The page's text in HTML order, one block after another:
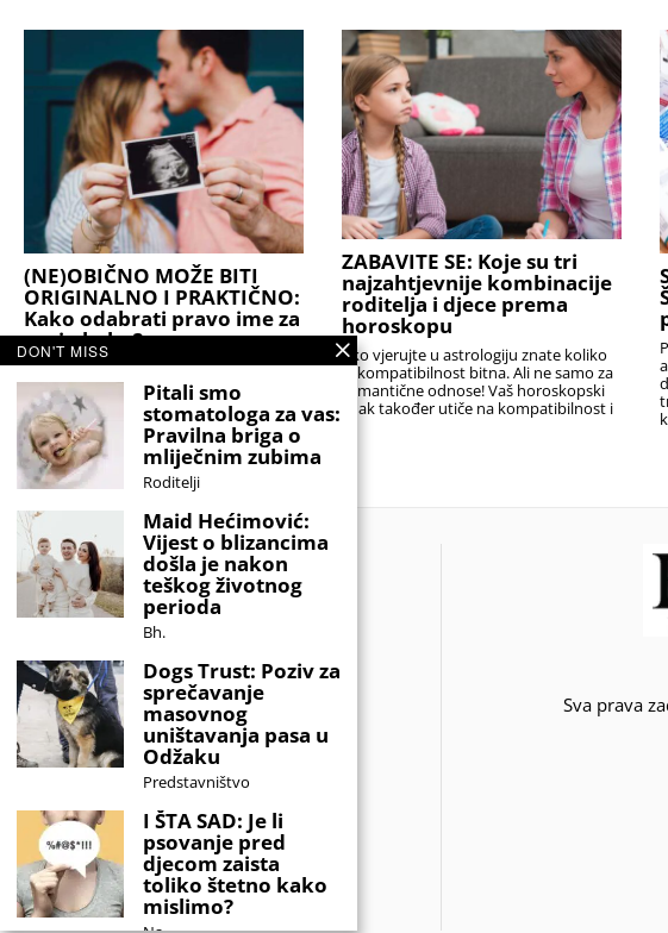
(NE)OBIČNO MOŽE BITI
ORIGINALNO I PRAKTIČNO:
Kako odabrati pravo ime za
svoju bebu?
Stručnjaci podsjećaju da je najbolji izbor
onaj koji će djetetu biti prednost, a ne
teret. Idealno ime nije nužno ono koje
nitko drugi nema,
ZABAVITE SE: Koje su tri
najzahtjevnije kombinacije
roditelja i djece prema
horoskopu
Ako vjerujte u astrologiju znate koliko
je kompatibilnost bitna. Ali ne samo za
romantične odnose! Vaš horoskopski
znak također utiče na kompatibilnost i
Sva prava
DON'T MISS
Pitali smo
stomatologa za vas:
Pravilna briga o
mliječnim zubima
Roditelji
Maid Hećimović:
Vijest o blizancima
došla je nakon
teškog životnog
perioda
Bh.
Dogs Trust: Poziv za
sprečavanje
masovnog
uništavanja pasa u
Odžaku
Predstavništvo
I ŠTA SAD: Je li
psovanje pred
djecom zaista
toliko štetno kako
mislimo?